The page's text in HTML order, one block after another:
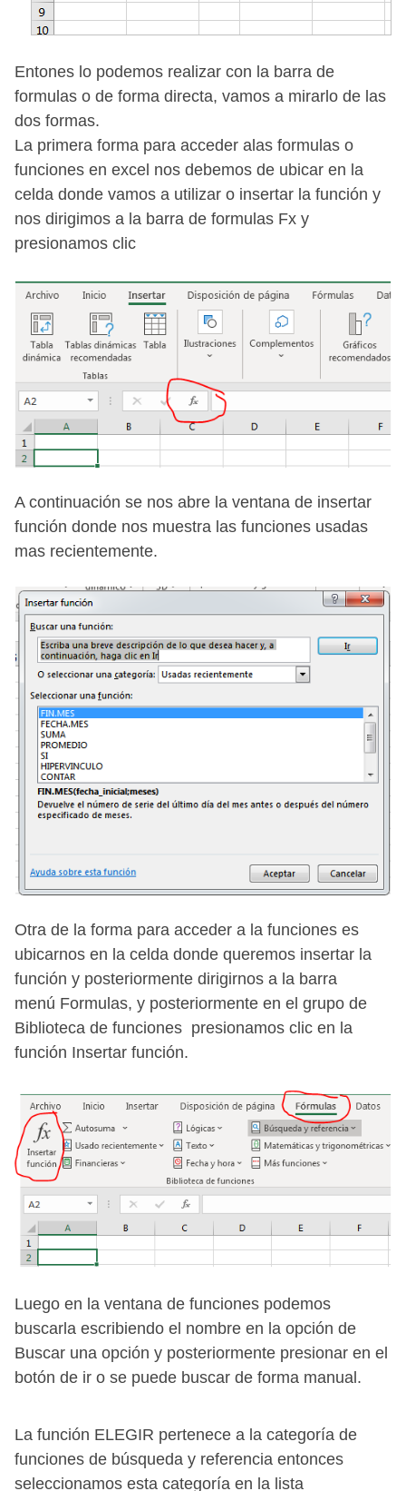
Entones lo podemos realizar con la barra de
formulas o de forma directa, vamos a mirarlo de las
dos formas.
La primera forma para acceder alas formulas o
funciones en excel nos debemos de ubicar en la
celda donde vamos a utilizar o insertar la función y
nos dirigimos a la barra de formulas Fx y
presionamos clic
A continuación se nos abre la ventana de insertar
función donde nos muestra las funciones usadas
mas recientemente.
Otra de la forma para acceder a la funciones es
ubicarnos en la celda donde queremos insertar la
función y posteriormente dirigirnos a la barra
menú Formulas, y posteriormente en el grupo de
Biblioteca de funciones presionamos clic en la
función Insertar función.
Luego en la ventana de funciones podemos
buscarla escribiendo el nombre en la opción de
Buscar una opción y posteriormente presionar en el
botón de ir o se puede buscar de forma manual.
La función ELEGIR pertenece a la categoría de
funciones de búsqueda y referencia entonces
seleccionamos esta categoría en la lista